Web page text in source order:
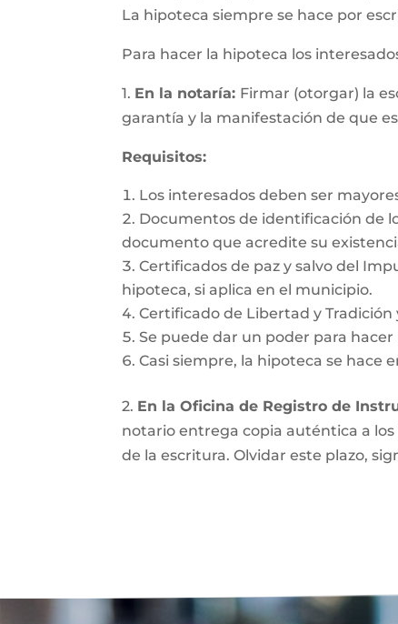
La hipoteca siempre se hace por
Para hacer la hipoteca los
1. En la notaría: Firmar (otorgar) la
garantía y la manifestación de que
Requisitos:
Los interesados deben ser
Documentos de identificación de
documento que acredite su
Certificados de paz y salvo del
hipoteca, si aplica en el municipio.
Certificado de Libertad y
Se puede dar un poder para
Casi siempre, la hipoteca se hace
2. En la Oficina de Registro de
notario entrega copia auténtica a
de la escritura. Olvidar este plazo,